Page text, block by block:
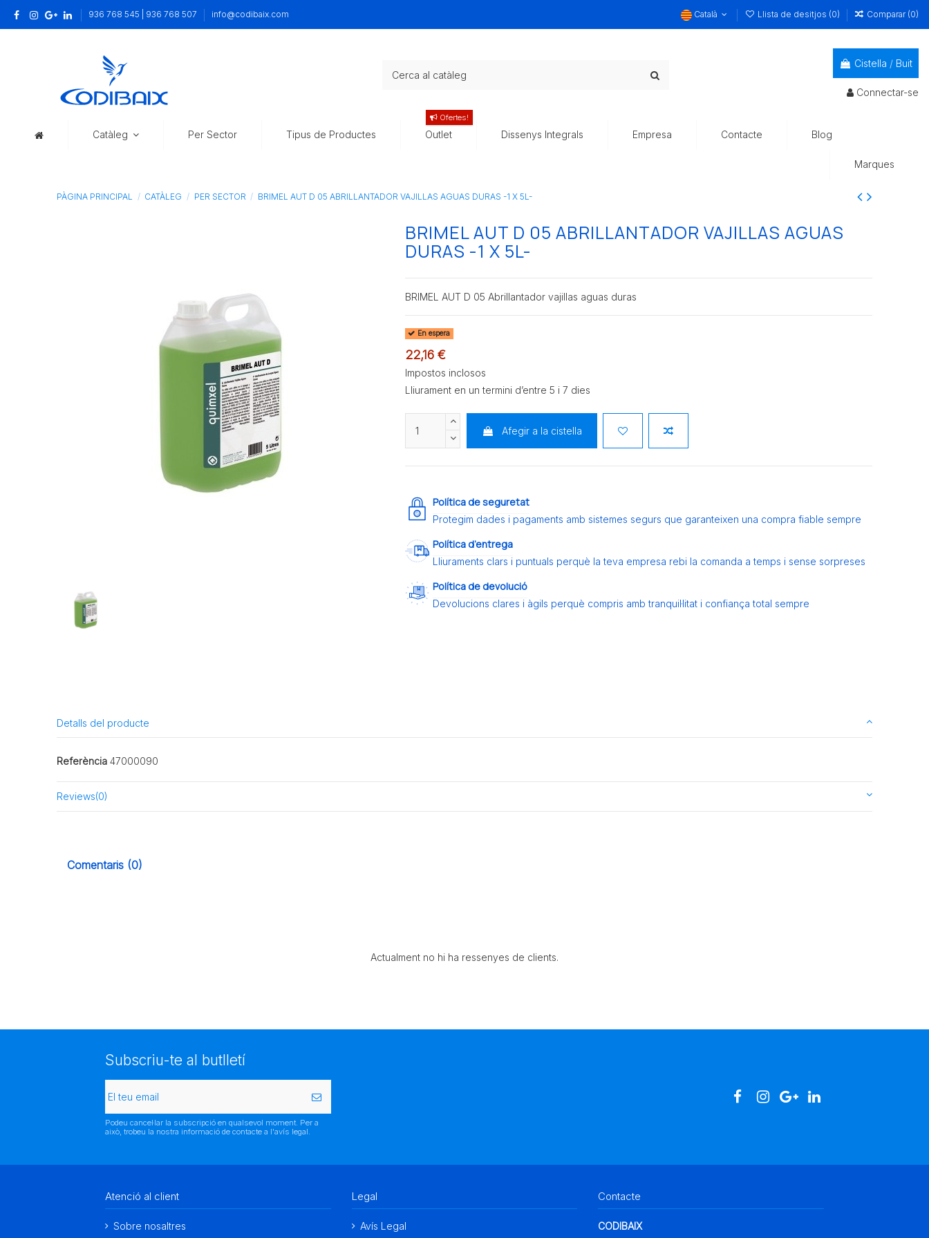
936 768 545 | 936 768 507 info@codibaix.com Català Llista de desitjos (0) Comparar (0)
Cistella / Buit
Connectar-se
Catàleg Per Sector Tipus de Productes Outlet
Ofertes!
Dissenys Integrals Empresa Contacte Blog
Marques
PÀGINA PRINCIPAL CATÀLEG PER SECTOR BRIMEL AUT D 05 ABRILLANTADOR VAJILLAS AGUAS DURAS -1 X 5L-
BRIMEL AUT D 05 ABRILLANTADOR VAJILLAS AGUAS
DURAS -1 X 5L-
BRIMEL AUT D 05 Abrillantador vajillas aguas duras
En espera
22,16 €
Impostos inclosos
Lliurament en un termini d’entre 5 i 7 dies
Afegir a la cistella
Política de seguretat
Protegim dades i pagaments amb sistemes segurs que garanteixen una compra fiable sempre
Política d’entrega
Lliuraments clars i puntuals perquè la teva empresa rebi la comanda a temps i sense sorpreses
Política de devolució
Devolucions clares i àgils perquè compris amb tranquil·litat i confiança total sempre
Detalls del producte
Referència 47000090
Reviews(0)
Comentaris (0)
Actualment no hi ha ressenyes de clients.
Subscriu-te al butlletí
Podeu cancel·lar la subscripció en qualsevol moment. Per a
això, trobeu la nostra informació de contacte a l'avís legal.
Atenció al client
Sobre nosaltres
Legal
Avís Legal
Contacte
CODIBAIX